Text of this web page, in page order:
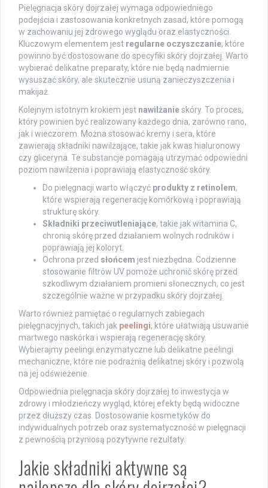
Pielęgnacja skóry dojrzałej wymaga odpowiedniego
podejścia i zastosowania konkretnych zasad, które pomogą
w zachowaniu jej zdrowego wyglądu oraz elastyczności.
Kluczowym elementem jest regularne oczyszczanie, które
powinno być dostosowane do specyfiki skóry dojrzałej. Warto
wybierać delikatne preparaty, które nie będą nadmiernie
wysuszać skóry, ale skutecznie usuną zanieczyszczenia i
makijaż.
Kolejnym istotnym krokiem jest nawilżanieskóry. To proces,
który powinien być realizowany każdego dnia, zarówno rano,
jak i wieczorem. Można stosować kremy i sera, które
zawierają składniki nawilżające, takie jak kwas hialuronowy
czy gliceryna. Te substancje pomagają utrzymać odpowiedni
poziom nawilżenia i poprawiają elastyczność skóry.
Do pielęgnacji warto włączyć produkty z retinolem,
które wspierają regenerację komórkową i poprawiają
strukturę skóry.
Składniki przeciwutleniające, takie jak witamina C,
chronią skórę przed działaniem wolnych rodników i
poprawiają jej koloryt.
Ochrona przed słońcem jest niezbędna. Codzienne
stosowanie filtrów UV pomoże uchronić skórę przed
szkodliwym działaniem promieni słonecznych, co jest
szczególnie ważne w przypadku skóry dojrzałej.
Warto również pamiętać o regularnych zabiegach
pielęgnacyjnych, takich jak peelingi, które ułatwiają usuwanie
martwego naskórka i wspierają regenerację skóry.
Wybierajmy peelingi enzymatyczne lub delikatne peelingi
mechaniczne, które nie podrażnią delikatnej skóry i pozwolą
na jej odświeżenie.
Odpowiednia pielęgnacja skóry dojrzałej to inwestycja w
zdrowy i młodzieńczy wygląd, której efekty będą widoczne
przez dłuższy czas. Dostosowanie kosmetyków do
indywidualnych potrzeb oraz systematyczność w pielęgnacji
z pewnością przyniosą pozytywne rezultaty.
Jakie składniki aktywne są